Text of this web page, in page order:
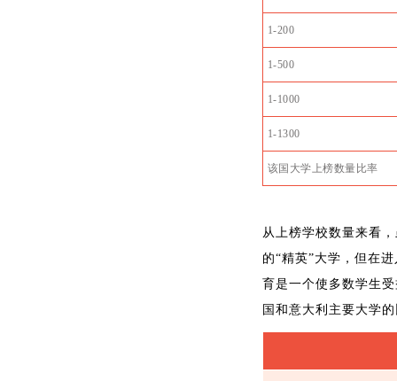
1-200
1-500
1-1000
1-1300
该国大学上榜数量比率
从上榜学校数量来看
的“精英”大学，但在
育是一个使多数学生
国和意大利主要大学